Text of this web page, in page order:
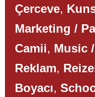
Çerceve,
Marketing /
Camii, Music
Reklam,
Boyacı,